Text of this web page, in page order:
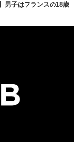
男子はフランスの18歳